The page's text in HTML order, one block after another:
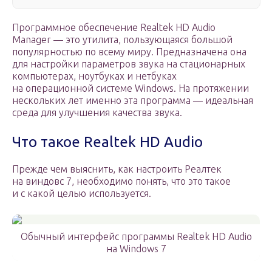
Программное обеспечение Realtek HD Audio
Manager — это утилита, пользующаяся большой
популярностью по всему миру. Предназначена она
для настройки параметров звука на стационарных
компьютерах, ноутбуках и нетбуках
на операционной системе Windows. На протяжении
нескольких лет именно эта программа — идеальная
среда для улучшения качества звука.
Что такое Realtek HD Audio
Прежде чем выяснить, как настроить Реалтек
на виндовс 7, необходимо понять, что это такое
и с какой целью используется.
Обычный интерфейс программы Realtek HD Audio
на Windows 7